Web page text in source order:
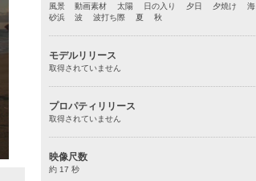
風景 動画素材 太陽 日の入り 夕日 夕焼け 海
砂浜 波 波打ち際 夏 秋
モデルリリース
取得されていません
プロパティリリース
取得されていません
映像尺数
約 17 秒